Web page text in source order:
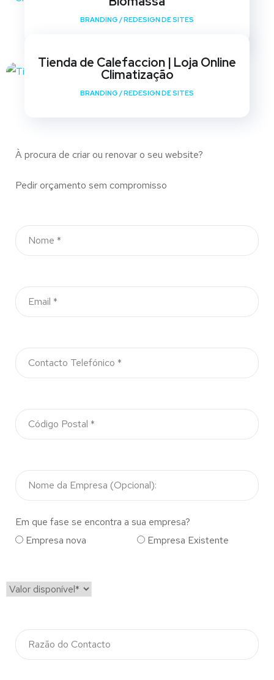
BRANDING /REDESIGN DE SITES
Tienda de Calefaccion | Loja Online
Climatização
BRANDING /REDESIGN DE SITES
À procura de criar ou renovar o seu website?
Pedir orçamento sem compromisso
Em que fase se encontra a sua empresa?
Empresa nova
Empresa Existente